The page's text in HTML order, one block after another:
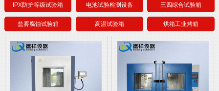
IPX防护等级试验箱 电池试验检测设备 三四综合试验箱
盐雾腐蚀试验箱 高温试验箱 烘箱工业烤箱